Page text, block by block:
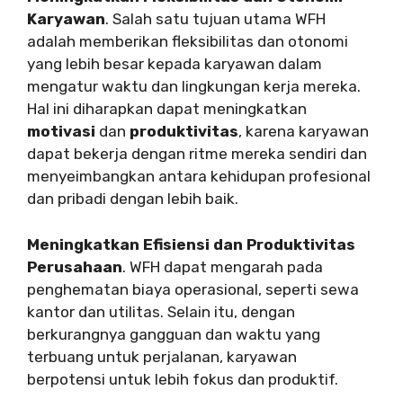
Karyawan. Salah satu tujuan utama WFH
adalah memberikan fleksibilitas dan otonomi
yang lebih besar kepada karyawan dalam
mengatur waktu dan lingkungan kerja mereka.
Hal ini diharapkan dapat meningkatkan
motivasi dan produktivitas, karena karyawan
dapat bekerja dengan ritme mereka sendiri dan
menyeimbangkan antara kehidupan profesional
dan pribadi dengan lebih baik.
Meningkatkan Efisiensi dan Produktivitas
Perusahaan. WFH dapat mengarah pada
penghematan biaya operasional, seperti sewa
kantor dan utilitas. Selain itu, dengan
berkurangnya gangguan dan waktu yang
terbuang untuk perjalanan, karyawan
berpotensi untuk lebih fokus dan produktif.